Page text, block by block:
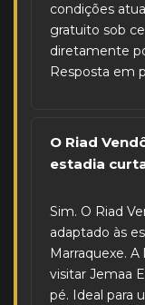
condições
gratuito sob
diretamente
Resposta em
O Riad
estadia
Sim. O Riad
adaptado às
Marraquexe.
visitar Jemaa
pé. Ideal para